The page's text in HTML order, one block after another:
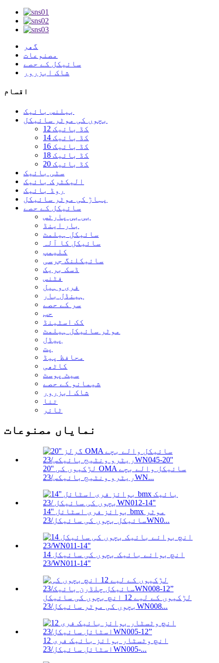
گھر
مصنوعات
سائیکل کے حصے
شاک ابزرور
اقسام
بیلنس بائیک
بچوں کی موٹر سائیکل
12 کڈ بائیک
14 کڈ بائیک
16 کڈ بائیک
18 کڈ بائیک
20 کڈ بائیک
سٹی بائیک
الیکٹرک بائیک
روڈ بائیک
پہاڑ کی موٹر سائیکل
سائیکل کے حصے
بی بی پارٹس
بار اینڈ
سائیکل ہیلمٹ
سائیکل کا آلہ
کلیمپ
سائیکلنگ جرسی
ڈسک بریک
فٹنس
فری وہیل
ہینڈل بار
سر کے حصے
حب
کک اسٹینڈ
موٹر سائیکل ہیلمٹ
پیڈل
پت
محافظ پیڈ
کاٹھی
سیٹ پوسٹ
شیمانو کے حصے
شاک ابزرور
تنا
ٹائر
نمایاں مصنوعات
20'' لڑکیوں کی OMA سائیکل والے بچے
ریٹرو ونٹیج بائیکس/23WN...
14'' بوائز فری اسٹائل bmx موٹر
سائیکل بچوں کی سائیکل/23WN0...
14 انچ بوائے بائیک بچوں کی سائیکل
/23WN011-14"
لڑکیوں کے لیے 12 انچ بچوں کی سائیکل
بچوں کی موٹر سائیکل/23WN008...
12 انچ وٹسٹار بوائز بائیک فری
اسٹائل سائیکل/23WN005-...